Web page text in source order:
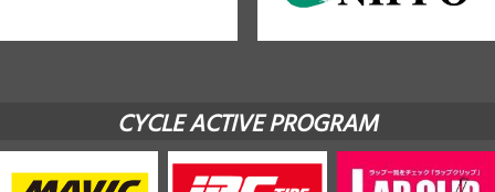
CYCLE ACTIVE PROGRAM